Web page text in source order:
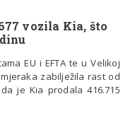
vozila Kia, što
EU i EFTA te u Velikoj
zabilježila rast od
je Kia prodala 416.715